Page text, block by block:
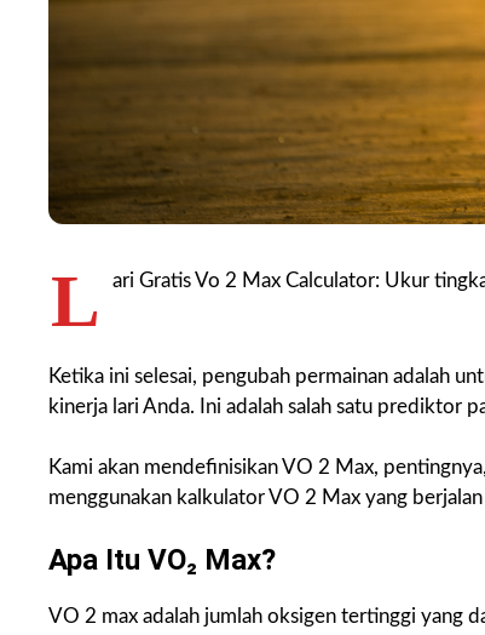
L ari Gratis Vo 2 Max Calculator: Ukur
Ketika ini selesai, pengubah permainan adalah
kinerja lari Anda. Ini adalah salah satu prediktor
Kami akan mendefinisikan VO 2 Max,
menggunakan kalkulator VO 2 Max yang berjalan
Apa Itu VO₂ Max?
VO 2 max adalah jumlah oksigen tertinggi yang